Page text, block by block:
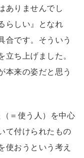
ありませんでし
らしい』となれ
合です。そういう
立ち上げました。
本来の姿だと思う
＝使う人）を中心
て付けられたもの
使おうという考え